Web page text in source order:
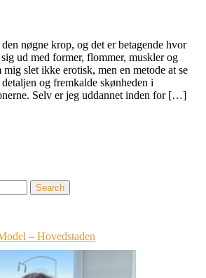
nøgne krop, og det er betagende hvor
ud med former, flommer, muskler og
slet ikke erotisk, men en metode at se
og fremkalde skønheden i
Selv er jeg uddannet inden for […]
Model – Hovedstaden